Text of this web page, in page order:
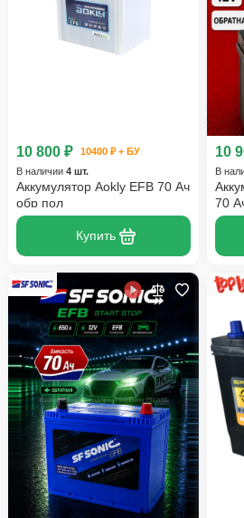
10 800 ₽
10400 ₽ + БУ
В наличии 4 шт.
Аккумулятор Aokly EFB 70 Ач
обр пол
Купить
10
В
70